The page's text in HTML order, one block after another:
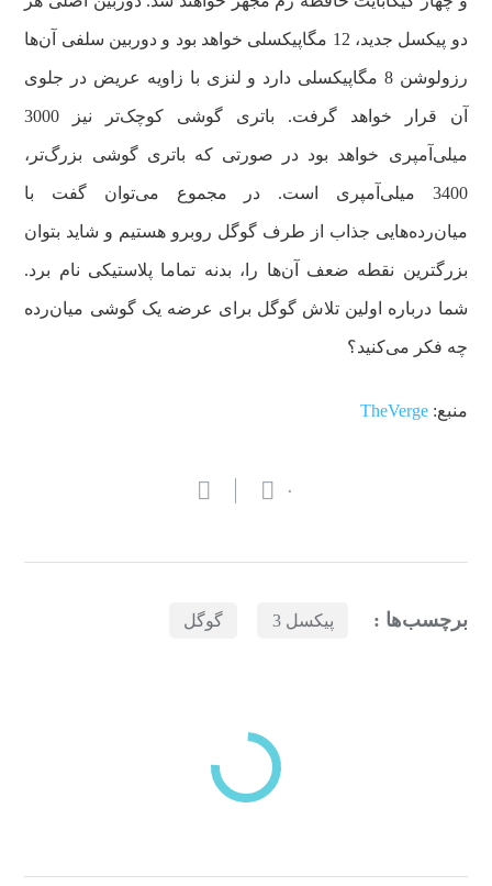
دو پیکسل جدید، 12 مگاپیکسلی خواهد بود و دوربین سلفی آن‌ها
رزولوشن 8 مگاپیکسلی دارد و لنزی با زاویه عریض در جلوی
آن قرار خواهد گرفت. باتری گوشی کوچک‌تر نیز 3000
میلی‌آمپری خواهد بود در صورتی که باتری گوشی بزرگ‌تر،
3400 میلی‌آمپری است. در مجموع می‌توان گفت با
میان‌رده‌هایی جذاب از طرف گوگل روبرو هستیم و شاید بتوان
بزرگترین نقطه ضعف آن‌ها را، بدنه تماما پلاستیکی نام برد.
شما درباره اولین تلاش گوگل برای عرضه یک گوشی میان‌رده
چه فکر می‌کنید؟
منبع:TheVerge
۰
برچسب‌ها : پیکسل 3 گوگل
دسته‌بندی‌های منتخب برای شما